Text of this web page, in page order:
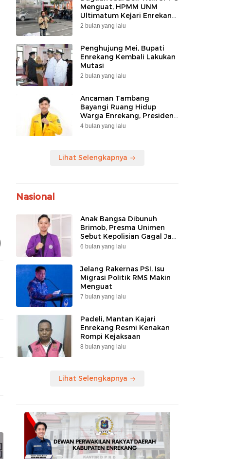
Menguat, HPMM UNM
Ultimatum Kejari Enrekang
Tak Tutup Mata
2 bulan yang lalu
Penghujung Mei, Bupati
Enrekang Kembali Lakukan
Mutasi
2 bulan yang lalu
Ancaman Tambang
Bayangi Ruang Hidup
Warga Enrekang, Presiden
BEM FIP UNM Angkat
4 bulan yang lalu
Lihat Selengkapnya
Nasional
Anak Bangsa Dibunuh
Brimob, Presma Unimen
Sebut Kepolisian Gagal Jadi
Pengayom
6 bulan yang lalu
Jelang Rakernas PSI, Isu
Migrasi Politik RMS Makin
Menguat
7 bulan yang lalu
Padeli, Mantan Kajari
Enrekang Resmi Kenakan
Rompi Kejaksaan
8 bulan yang lalu
Lihat Selengkapnya